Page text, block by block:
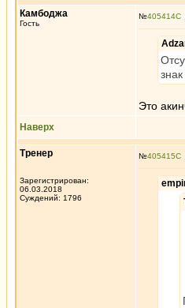
Камбоджа
Гость
№405414
знак
Это
Наверх
Тренер
Зарегистрирован:
06.03.2018
Суждений: 1796
№405415